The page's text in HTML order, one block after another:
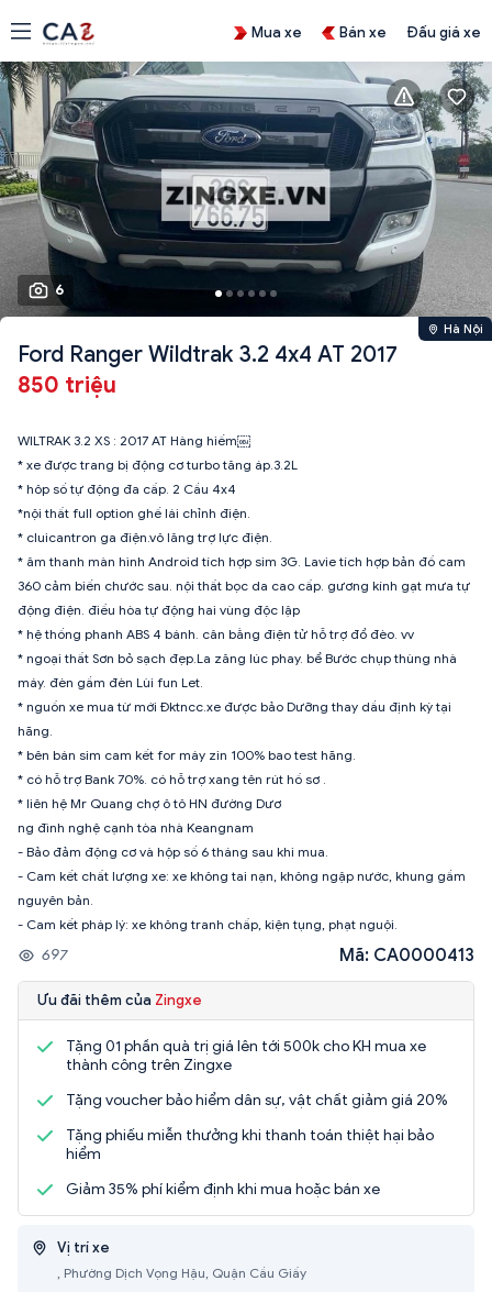
Mua xe Bán xe Đấu giá xe
6
Hà Nội
Ford Ranger Wildtrak 3.2 4x4 AT 2017
850 triệu
WILTRAK 3.2 XS : 2017 AT Hàng hiếm￼
* xe được trang bị động cơ turbo tăng áp.3.2L
* hôp số tự động đa cấp. 2 Cầu 4x4
*nội thất full option ghế lái chỉnh điện.
* cluicantron ga điện.vô lăng trợ lực điện.
* âm thanh màn hình Android tích hợp sim 3G. Lavie tích hợp bản đồ cam
360 cảm biến chước sau. nội thất bọc da cao cấp. gương kính gạt mưa tự
động điện. điều hòa tự động hai vùng độc lập
* hệ thống phanh ABS 4 bánh. cân bằng điện tử hỗ trợ đổ đèo. vv
* ngoại thất Sơn bỏ sạch đẹp.La zăng lúc phay. bể Bước chụp thùng nhà
máy. đèn gầm đèn Lùi fun Let.
* nguồn xe mua từ mới Đktncc.xe được bảo Dưỡng thay dầu định kỳ tại
hãng.
* bên bán sim cam kết for máy zin 100% bao test hãng.
* có hỗ trợ Bank 70%. có hỗ trợ xang tên rút hồ sơ .
* liên hệ Mr Quang chợ ô tô HN đường Dươ
ng đình nghệ cạnh tòa nhà Keangnam
- Bảo đảm động cơ và hộp số 6 tháng sau khi mua.
- Cam kết chất lượng xe: xe không tai nạn, không ngập nước, khung gầm
nguyên bản.
- Cam kết pháp lý: xe không tranh chấp, kiện tụng, phạt nguội.
697 Mã: CA0000413
Ưu đãi thêm của Zingxe
Tặng 01 phần quà trị giá lên tới 500k cho KH mua xe
thành công trên Zingxe
Tặng voucher bảo hiểm dân sự, vật chất giảm giá 20%
Tặng phiếu miễn thưởng khi thanh toán thiệt hại bảo
hiểm
Giảm 35% phí kiểm định khi mua hoặc bán xe
Vị trí xe
, Phường Dịch Vọng Hậu, Quận Cầu Giấy